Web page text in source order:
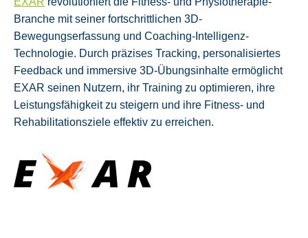
Branche mit seiner fortschrittlichen 3D-
Bewegungserfassung und Coaching-Intelligenz-
Technologie. Durch präzises Tracking, personalisiertes
Feedback und immersive 3D-Übungsinhalte ermöglicht
EXAR seinen Nutzern, ihr Training zu optimieren, ihre
Leistungsfähigkeit zu steigern und ihre Fitness- und
Rehabilitationsziele effektiv zu erreichen.